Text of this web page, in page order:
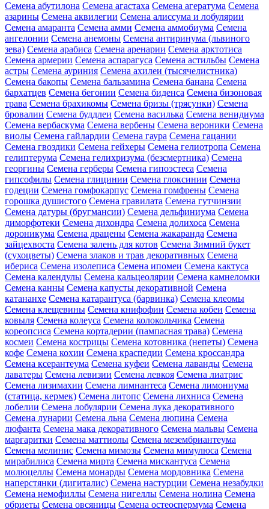
Семена абутилона Семена агастаха Семена агератума Семена
азарины Семена аквилегии Семена алиссума и лобулярии
Семена амаранта Семена амми Семена аммобиума Семена
ангелонии Семена анемоны Семена антиринума (львиного
зева) Семена арабиса Семена аренарии Семена арктотиса
Семена армерии Семена аспарагуса Семена астильбы Семена
астры Семена ауриния Семена ахилеи (тысячелистника)
Семена бакопы Семена бальзамина Семена банана Семена
бархатцев Семена бегонии Семена биденса Семена бизоновая
трава Семена брахикомы Семена бризы (трясунки) Семена
бровалии Семена буддлеи Семена василька Семена венидиума
Семена вербаскума Семена вербены Семена вероники Семена
виолы Семена гайлардии Семена гаура Семена гацании
Семена гвоздики Семена гейхеры Семена гелиотропа Семена
гелиптерума Семена гелихризума (безсмертника) Семена
георгины Семена герберы Семена гипоэстеса Семена
гипсофилы Семена глицинии Семена глоксинии Семена
годеции Семена гомфокарпус Семена гомфрены Семена
горошка душистого Семена гравилата Семена гутчинзии
Семена датуры (бругмансии) Семена дельфиниума Семена
диморфотеки Семена дихондра Семена долихоса Семена
дороникума Семена драцены Семена жакаранда Семена
зайцехвоста Семена залень для котов Семена Зимний букет
(сухоцветы) Семена злаков и трав декоративных Семена
ибериса Семена изолеписа Семена ипомеи Семена кактуса
Семена календулы Семена кальцеолярии Семена камнеломки
Семена канны Семена капусты декоративной Семена
катананхе Семена катарантуса (барвинка) Семена клеомы
Семена клещевины Семена книфофии Семена кобеи Семена
ковыля Семена колеуса Семена колокольчика Семена
кореопсиса Семена кортадерии (пампасная трава) Семена
космеи Семена кострицы Семена котовника (непеты) Семена
кофе Семена кохии Семена краспедии Семена кроссандра
Семена ксерантеума Семена куфеи Семена лаванды Семена
лаватеры Семена левизии Семена левкоя Семена лиатрис
Семена лизимахии Семена лимнантеса Семена лимониума
(статица, кермек) Семена литопс Семена лихниса Семена
лобелии Семена лобулярии Семена лука декоративного
Семена лунарии Семена льна Семена люпина Семена
люфанта Семена мака декоративного Семена мальвы Семена
маргаритки Семена маттиолы Семена мезембриантеума
Семена мелинис Семена мимозы Семена мимулюса Семена
мирабилиса Семена мирта Семена мискантуса Семена
молюцеллы Семена монарды Семена мордовника Семена
наперстянки (дигиталис) Семена настурции Семена незабудки
Семена немофиллы Семена нигеллы Семена нолина Семена
обриеты Семена овсяницы Семена остеоспермума Семена